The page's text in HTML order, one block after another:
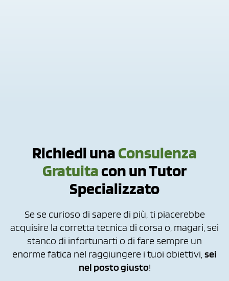
Richiedi unaConsulenza
Gratuitacon un Tutor
Specializzato
Se se curioso di sapere di più, ti piacerebbe
acquisire la corretta tecnica di corsa o, magari, sei
stanco di infortunarti o di fare sempre un
enorme fatica nel raggiungere i tuoi obiettivi,sei
nel posto giusto!